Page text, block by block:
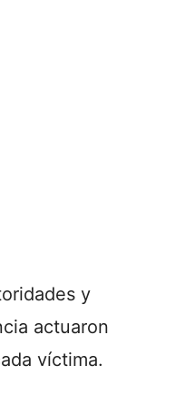
y
actuaron
víctima.